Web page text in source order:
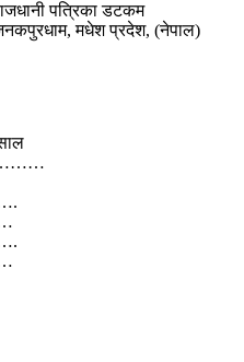
पत्रिका डटकम
मधेश प्रदेश, (नेपाल)